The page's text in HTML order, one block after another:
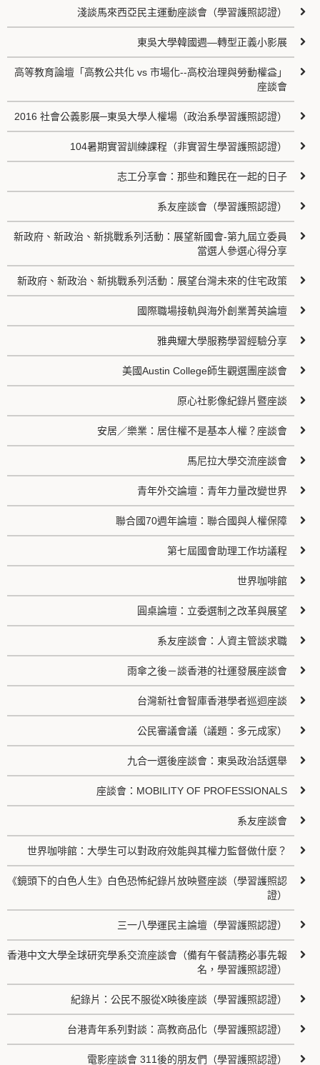
淺談馬來西亞民主運動座談會（學習護照認證）
東吳大學韓國週—轉型正義小影展
高等教育論壇「高教公共化 vs 市場化--高校治理與勞動權益」
座談會
2016 社會公義影展─東吳大學人權場（政治系學習護照認證）
104暑期實習訓練課程（非實習生學習護照認證）
志工分享會：那些和難民在一起的日子
系友座談會（學習護照認證）
新政府、新政治、新挑戰系列活動：展望新國會-第九屆立委員
當選人參選心得分享
新政府、新政治、新挑戰系列活動：展望台灣未來的住宅政策
國際職場接軌與海外創業菁英論壇
雅典耀大學服務學習經驗分享
美國Austin College師生觀選團座談會
原心社影像紀錄片暨座談
安居／樂業：居住權不是基本人權？座談會
馬尼拉大學交流座談會
青年外交論壇：青年力量改變世界
聯合國70週年論壇：聯合國與人權保障
第七屆國會助理工作坊議程
世界咖啡館
圓桌論壇：立委選制之改革與展望
系友座談會：人資主管談求職
雨傘之後－談香港的社運發展座談會
台灣新社會智庫香港學者巡迴座談
公民審議會議（議題：多元成家）
九合一選後座談會：東吳政治話選舉
座談會：MOBILITY OF PROFESSIONALS
系友座談會
世界咖啡館：大學生可以對政府效能與其權力監督做什麼？
《鏡頭下的白色人生》白色恐怖紀錄片放映暨座談（學習護照認
證）
三一八學運民主論壇（學習護照認證）
香港中文大學全球研究學系交流座談會（備有午餐請務必事先報
名，學習護照認證）
紀錄片：公民不服從X映後座談（學習護照認證）
台港青年系列對談：高教商品化（學習護照認證）
電影座談會 311後的朋友們（學習護照認證）